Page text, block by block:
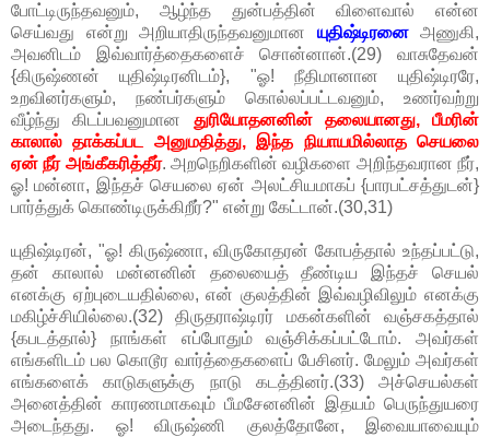
போட்டிருந்தவனும், ஆழ்ந்த துன்பத்தின் விளைவால் என்ன
செய்வது என்று அறியாதிருந்தவனுமான யுதிஷ்டிரனைஅணுகி,
அவனிடம் இவ்வார்த்தைகளைச் சொன்னான்.(29) வாசுதேவன்
{கிருஷ்ணன் யுதிஷ்டிரனிடம்}, "ஓ! நீதிமானான யுதிஷ்டிரரே,
உறவினர்களும், நண்பர்களும் கொல்லப்பட்டவனும், உணர்வற்று
வீழ்ந்து கிடப்பவனுமான துரியோதனனின் தலையானது, பீமரின்
காலால் தாக்கப்பட அனுமதித்து, இந்த நியாயமில்லாத செயலை
ஏன் நீர் அங்கீகரித்தீர். அறநெறிகளின் வழிகளை அறிந்தவரான நீர்,
ஓ! மன்னா, இந்தச் செயலை ஏன் அலட்சியமாகப் {பாரபட்சத்துடன்}
பார்த்துக் கொண்டிருக்கிறீர்?" என்று கேட்டான்.(30,31)
யுதிஷ்டிரன், "ஓ! கிருஷ்ணா, விருகோதரன் கோபத்தால் உந்தப்பட்டு,
தன் காலால் மன்னனின் தலையைத் தீண்டிய இந்தச் செயல்
எனக்கு ஏற்புடையதில்லை, என் குலத்தின் இவ்வழிவிலும் எனக்கு
மகிழ்ச்சியில்லை.(32) திருதராஷ்டிரர் மகன்களின் வஞ்சகத்தால்
{கபடத்தால்} நாங்கள் எப்போதும் வஞ்சிக்கப்பட்டோம். அவர்கள்
எங்களிடம் பல கொடூர வார்த்தைகளைப் பேசினர். மேலும் அவர்கள்
எங்களைக் காடுகளுக்கு நாடு கடத்தினர்.(33) அச்செயல்கள்
அனைத்தின் காரணமாகவும் பீமசேனனின் இதயம் பெருந்துயரை
அடைந்தது. ஓ! விருஷ்ணி குலத்தோனே, இவையாவையும்